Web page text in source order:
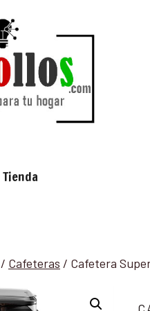
Tienda
/ Cafeteras / Cafetera